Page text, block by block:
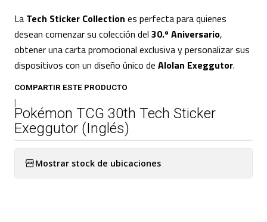
La Tech Sticker Collection es perfecta para quienes
desean comenzar su colección del 30.º Aniversario,
obtener una carta promocional exclusiva y personalizar sus
dispositivos con un diseño único de Alolan Exeggutor.
COMPARTIR ESTE PRODUCTO
|
Pokémon TCG 30th Tech Sticker
Exeggutor (Inglés)
Mostrar stock de ubicaciones